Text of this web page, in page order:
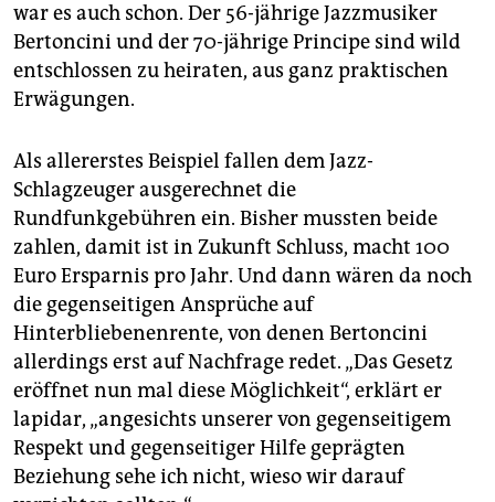
war es auch schon. Der 56-jährige Jazzmusiker
Bertoncini und der 70-jährige Principe sind wild
entschlossen zu heiraten, aus ganz praktischen
Erwägungen.
Als allererstes Beispiel fallen dem Jazz-
Schlagzeuger ausgerechnet die
Rundfunkgebühren ein. Bisher mussten beide
zahlen, damit ist in Zukunft Schluss, macht 100
Euro Ersparnis pro Jahr. Und dann wären da noch
die gegenseitigen Ansprüche auf
Hinterbliebenenrente, von denen Bertoncini
allerdings erst auf Nachfrage redet. „Das Gesetz
eröffnet nun mal diese Möglichkeit“, erklärt er
lapidar, „angesichts unserer von gegenseitigem
Respekt und gegenseitiger Hilfe geprägten
Beziehung sehe ich nicht, wieso wir darauf